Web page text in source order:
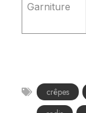
Garniture
crêpes